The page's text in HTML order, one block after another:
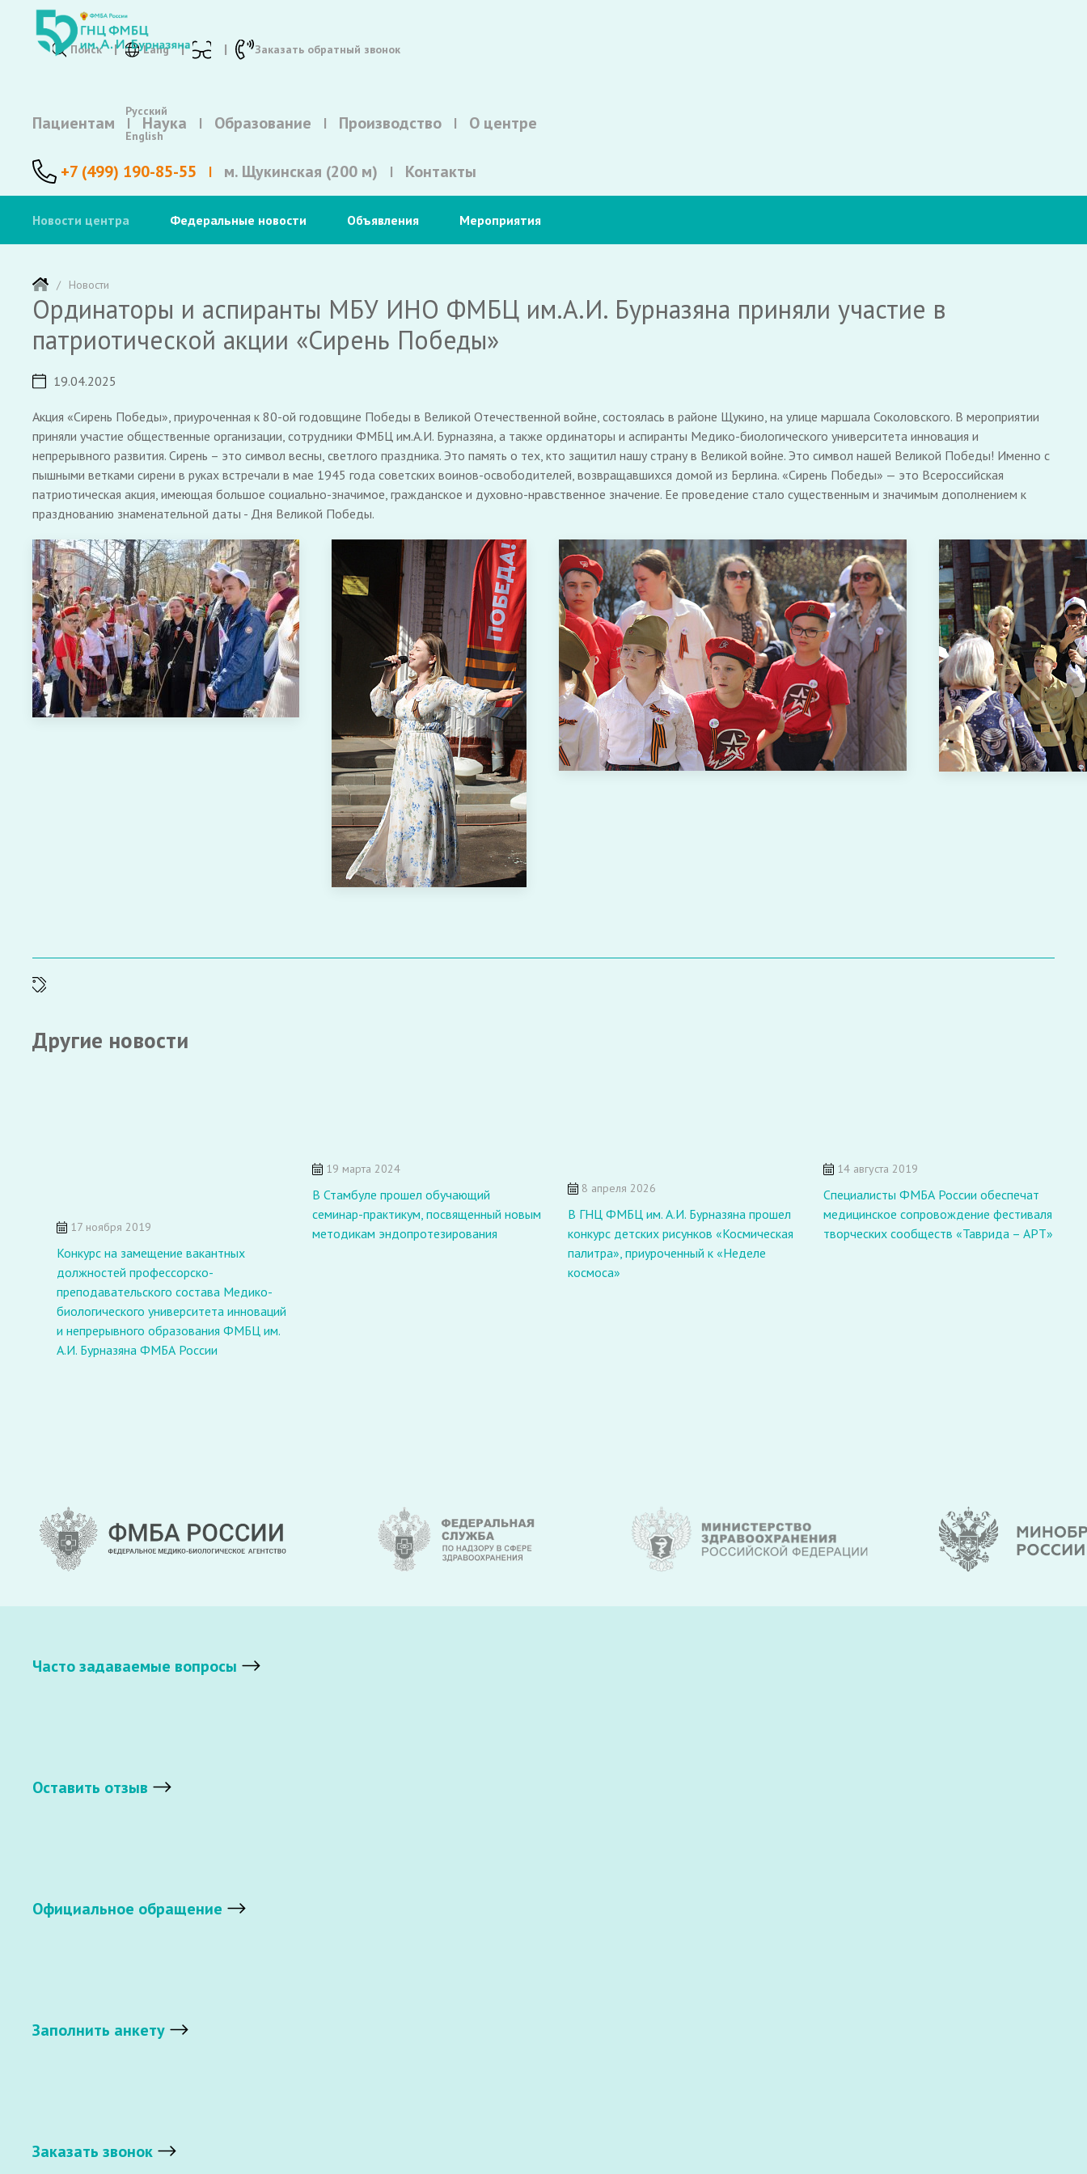
Поиск Lang
Русский
English
Заказать обратный звонок
Пациентам Наука Образование Производство О центре
+7 (499) 190-85-55 м. Щукинская (200 м) Контакты
Новости центра Федеральные новости Объявления Мероприятия
Новости
Ординаторы и аспиранты МБУ ИНО ФМБЦ им.А.И. Бурназяна приняли участие в
патриотической акции «Сирень Победы»
19.04.2025
Акция «Сирень Победы», приуроченная к 80-ой годовщине Победы в Великой Отечественной войне, состоялась в районе Щукино, на улице маршала Соколовского. В мероприятии
приняли участие общественные организации, сотрудники ФМБЦ им.А.И. Бурназяна, а также ординаторы и аспиранты Медико-биологического университета инновация и
непрерывного развития. Сирень – это символ весны, светлого праздника. Это память о тех, кто защитил нашу страну в Великой войне. Это символ нашей Великой Победы! Именно с
пышными ветками сирени в руках встречали в мае 1945 года советских воинов-освободителей, возвращавшихся домой из Берлина. «Сирень Победы» — это Всероссийская
патриотическая акция, имеющая большое социально-значимое, гражданское и духовно-нравственное значение. Ее проведение стало существенным и значимым дополнением к
празднованию знаменательной даты - Дня Великой Победы.
Другие новости
17 ноября 2019
Конкурс на замещение вакантных
должностей профессорско-
преподавательского состава Медико-
биологического университета инноваций
и непрерывного образования ФМБЦ им.
А.И. Бурназяна ФМБА России
19 марта 2024
В Стамбуле прошел обучающий
семинар-практикум, посвященный новым
методикам эндопротезирования
8 апреля 2026
В ГНЦ ФМБЦ им. А.И. Бурназяна прошел
конкурс детских рисунков «Космическая
палитра», приуроченный к «Неделе
космоса»
14 августа 2019
Специалисты ФМБА России обеспечат
медицинское сопровождение фестиваля
творческих сообществ «Таврида – АРТ»
Часто задаваемые вопросы
Оставить отзыв
Официальное обращение
Заполнить анкету
Заказать звонок